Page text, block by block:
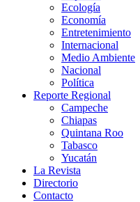
Ecología
Economía
Entretenimiento
Internacional
Medio Ambiente
Nacional
Política
Reporte Regional
Campeche
Chiapas
Quintana Roo
Tabasco
Yucatán
La Revista
Directorio
Contacto